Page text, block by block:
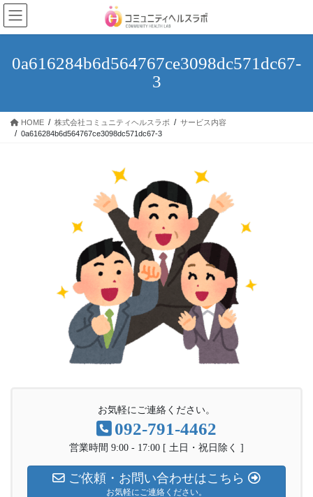
コ
ン
テ
ナ
ビ
ゲ
0a616284b6d564767ce3098dc571dc67-
3
HOME 株式会社コミュニティヘルスラボ
サービス内容
0a616284b6d564767ce3098dc571dc67-3
お気軽にご連絡ください。
092-791-4462
営業時間 9:00 - 17:00 [ 土日・祝日除く ]
ご依頼・お問い合わせはこちら
お気軽にご連絡ください。